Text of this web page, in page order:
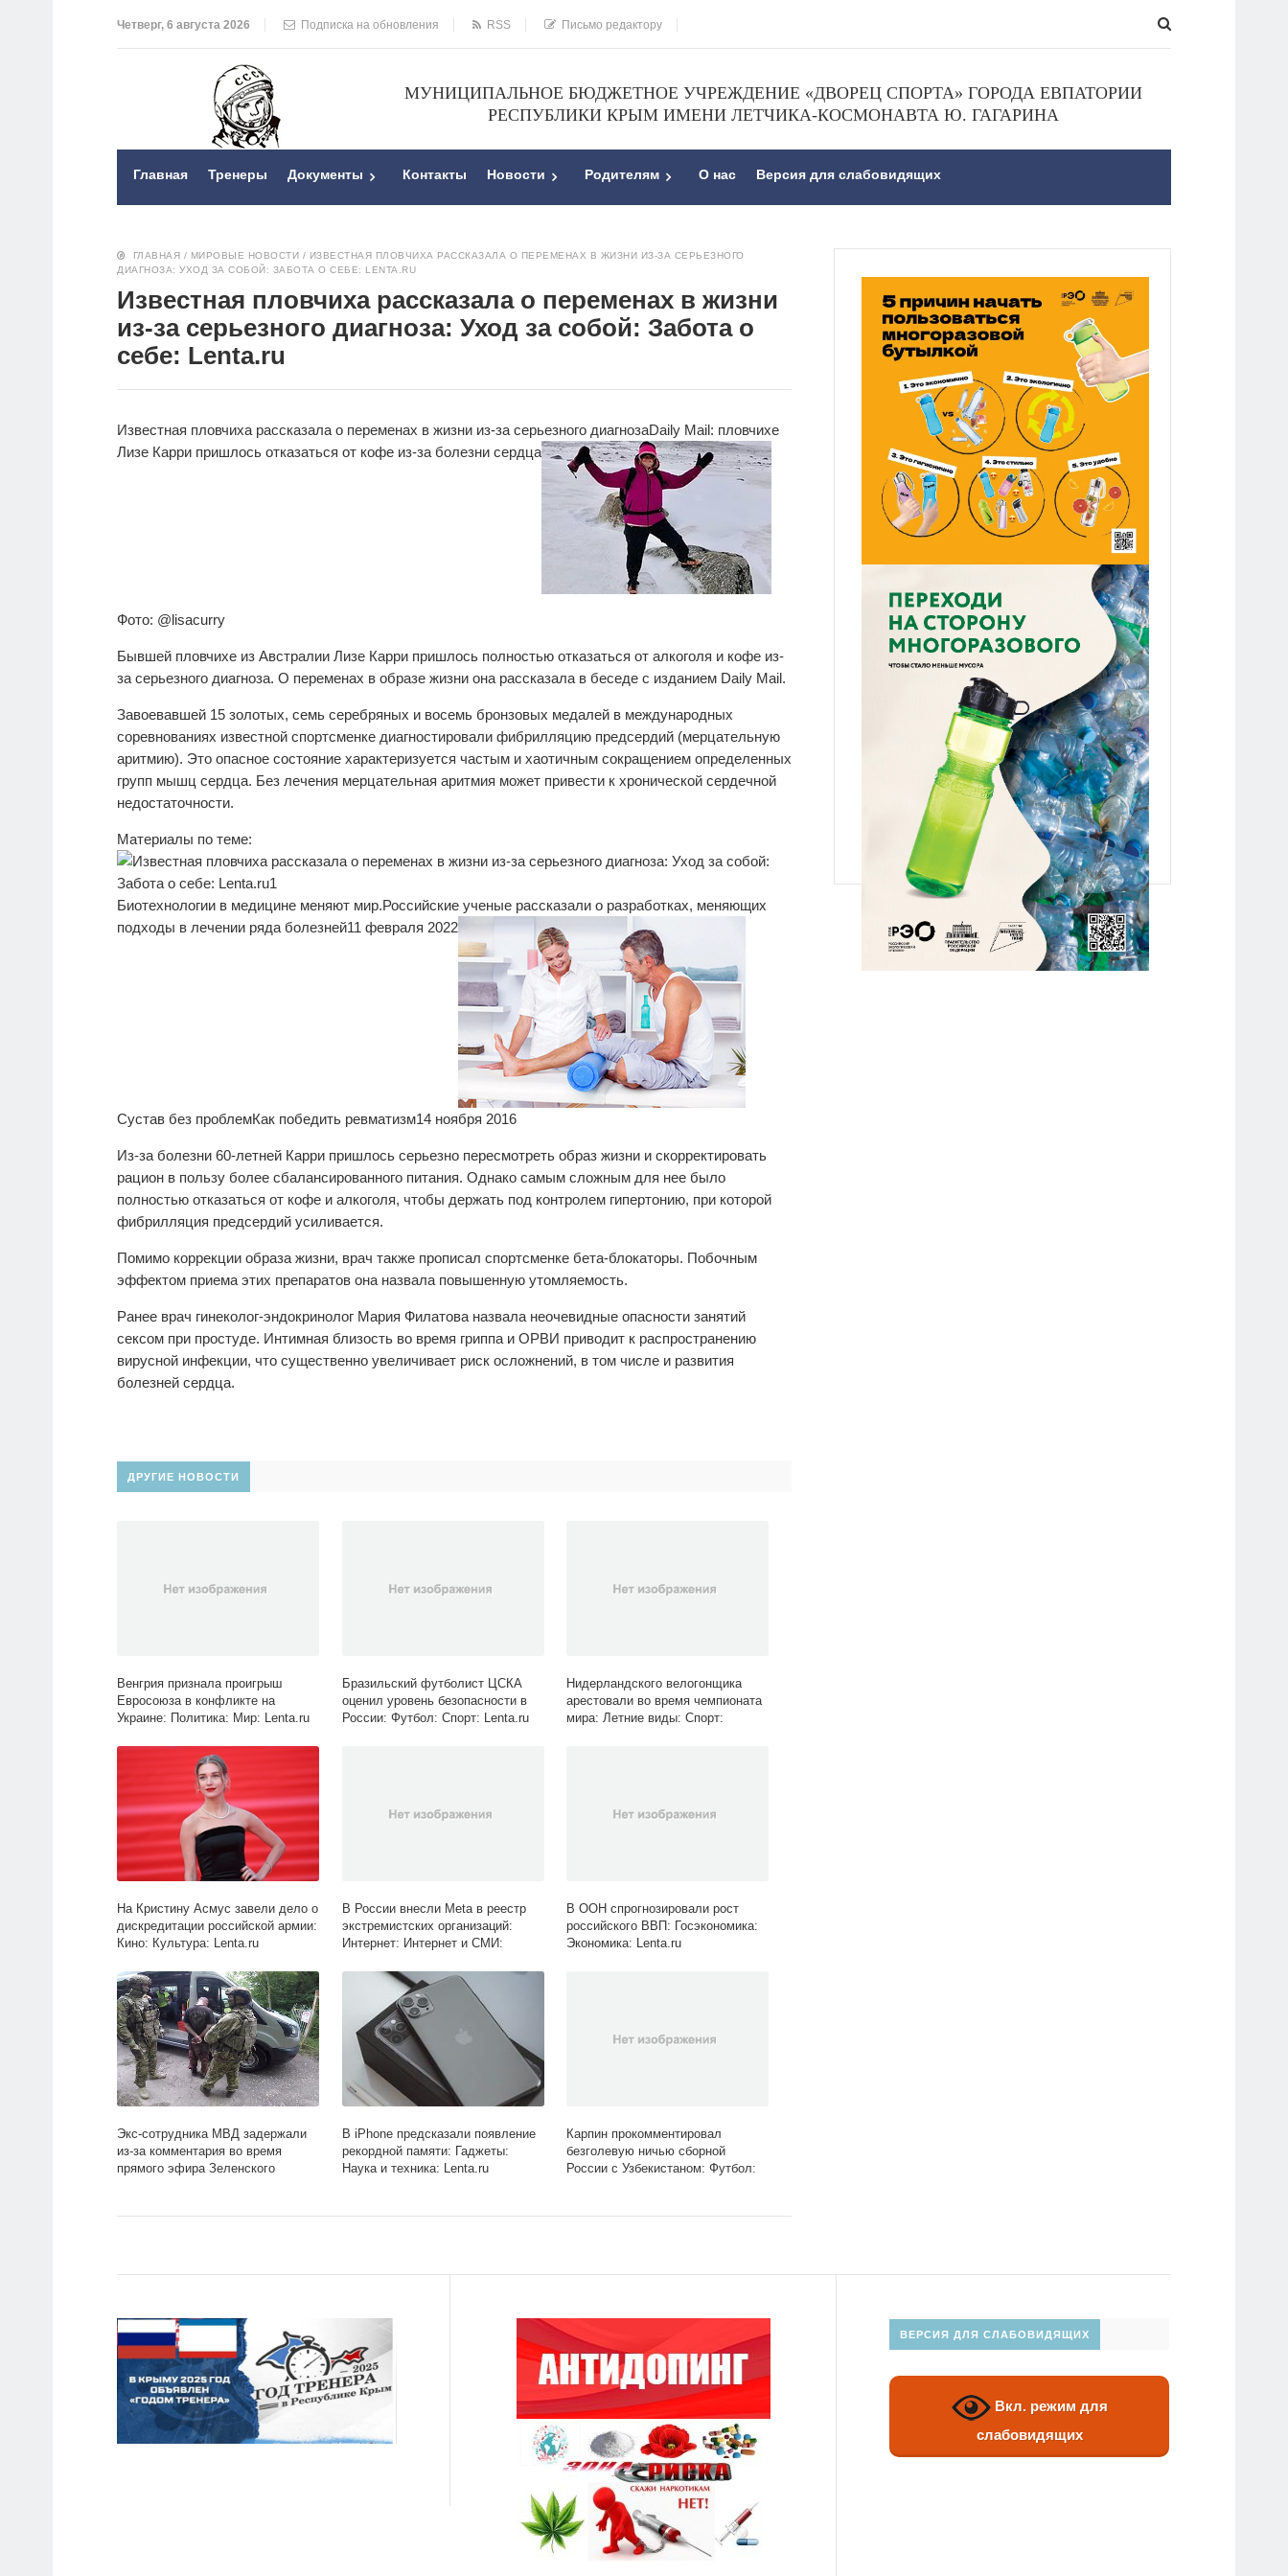
Четверг, 6 августа 2026 Подписка на обновления RSS Письмо редактору
МУНИЦИПАЛЬНОЕ БЮДЖЕТНОЕ УЧРЕЖДЕНИЕ «ДВОРЕЦ СПОРТА» ГОРОДА ЕВПАТОРИИ
РЕСПУБЛИКИ КРЫМ ИМЕНИ ЛЕТЧИКА-КОСМОНАВТА Ю. ГАГАРИНА
Главная Тренеры Документы Контакты Новости Родителям О нас Версия для слабовидящих
ГЛАВНАЯ / МИРОВЫЕ НОВОСТИ / ИЗВЕСТНАЯ ПЛОВЧИХА РАССКАЗАЛА О ПЕРЕМЕНАХ В ЖИЗНИ ИЗ-ЗА СЕРЬЕЗНОГО
ДИАГНОЗА: УХОД ЗА СОБОЙ: ЗАБОТА О СЕБЕ: LENTA.RU
Известная пловчиха рассказала о переменах в жизни
из-за серьезного диагноза: Уход за собой: Забота о
себе: Lenta.ru
Известная пловчиха рассказала о переменах в жизни из-за серьезного диагнозаDaily Mail: пловчихе
Лизе Карри пришлось отказаться от кофе из-за болезни сердца
Фото: @lisacurry
Бывшей пловчихе из Австралии Лизе Карри пришлось полностью отказаться от алкоголя и кофе из-
за серьезного диагноза. О переменах в образе жизни она рассказала в беседе с изданием Daily Mail.
Завоевавшей 15 золотых, семь серебряных и восемь бронзовых медалей в международных
соревнованиях известной спортсменке диагностировали фибрилляцию предсердий (мерцательную
аритмию). Это опасное состояние характеризуется частым и хаотичным сокращением определенных
групп мышц сердца. Без лечения мерцательная аритмия может привести к хронической сердечной
недостаточности.
Материалы по теме:
Биотехнологии в медицине меняют мир.Российские ученые рассказали о разработках, меняющих
подходы в лечении ряда болезней11 февраля 2022
Сустав без проблемКак победить ревматизм14 ноября 2016
Из-за болезни 60-летней Карри пришлось серьезно пересмотреть образ жизни и скорректировать
рацион в пользу более сбалансированного питания. Однако самым сложным для нее было
полностью отказаться от кофе и алкоголя, чтобы держать под контролем гипертонию, при которой
фибрилляция предсердий усиливается.
Помимо коррекции образа жизни, врач также прописал спортсменке бета-блокаторы. Побочным
эффектом приема этих препаратов она назвала повышенную утомляемость.
Ранее врач гинеколог-эндокринолог Мария Филатова назвала неочевидные опасности занятий
сексом при простуде. Интимная близость во время гриппа и ОРВИ приводит к распространению
вирусной инфекции, что существенно увеличивает риск осложнений, в том числе и развития
болезней сердца.
ДРУГИЕ НОВОСТИ
Венгрия признала проигрыш
Евросоюза в конфликте на
Украине: Политика: Мир: Lenta.ru
Бразильский футболист ЦСКА
оценил уровень безопасности в
России: Футбол: Спорт: Lenta.ru
Нидерландского велогонщика
арестовали во время чемпионата
мира: Летние виды: Спорт:
На Кристину Асмус завели дело о
дискредитации российской армии:
Кино: Культура: Lenta.ru
В России внесли Meta в реестр
экстремистских организаций:
Интернет: Интернет и СМИ:
В ООН спрогнозировали рост
российского ВВП: Госэкономика:
Экономика: Lenta.ru
Экс-сотрудника МВД задержали
из-за комментария во время
прямого эфира Зеленского
В iPhone предсказали появление
рекордной памяти: Гаджеты:
Наука и техника: Lenta.ru
Карпин прокомментировал
безголевую ничью сборной
России с Узбекистаном: Футбол:
ВЕРСИЯ ДЛЯ СЛАБОВИДЯЩИХ
Вкл. режим для
слабовидящих